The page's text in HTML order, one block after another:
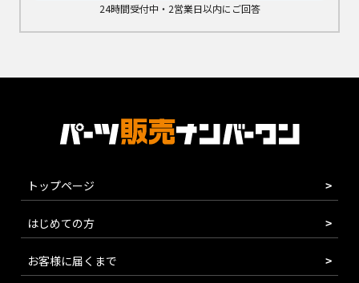
24時間受付中・2営業日以内にご回答
トップページ
はじめての方
お客様に届くまで